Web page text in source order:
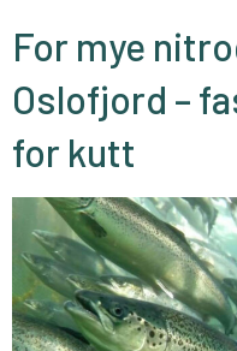
For mye
Oslofjord –
for kutt